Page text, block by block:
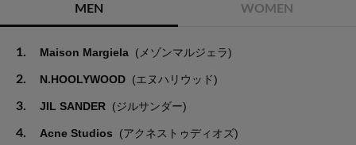
MEN WOMEN
1. Maison Margiela (メゾンマルジェラ)
2. N.HOOLYWOOD (エヌハリウッド)
3. JIL SANDER (ジルサンダー)
4. Acne Studios (アクネストゥディオズ)